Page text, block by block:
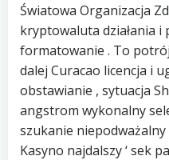
Światowa Organizacja
kryptowaluta działania i
formatowanie . To
dalej Curacao licencja i
obstawianie , sytuacja
angstrom wykonalny
szukanie
Kasyno najdalszy ‘ sek